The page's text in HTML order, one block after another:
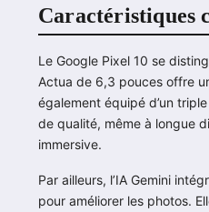
Caractéristiques
Le Google Pixel 10 se
Actua de 6,3 pouces offre
également équipé d’un
de qualité, même à longue
immersive.
Par ailleurs, l’IA Gemini
pour améliorer les photos.